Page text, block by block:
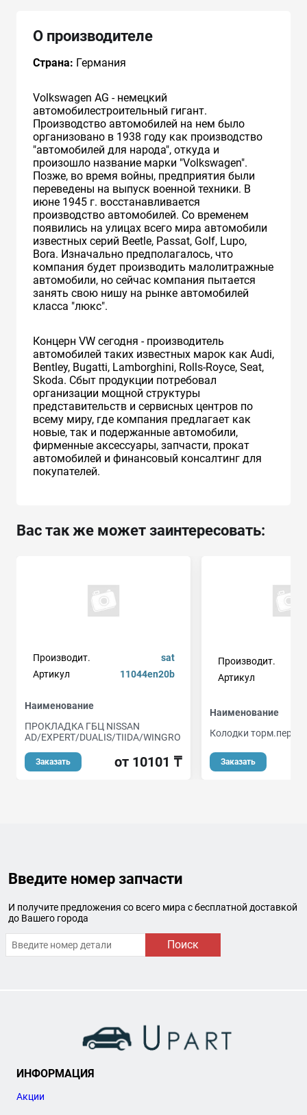
О производителе
Страна: Германия
Volkswagen AG - немецкий
автомобилестроительный гигант.
Производство автомобилей на нем было
организовано в 1938 году как производство
"автомобилей для народа", откуда и
произошло название марки "Volkswagen".
Позже, во время войны, предприятия были
переведены на выпуск военной техники. В
июне 1945 г. восстанавливается
производство автомобилей. Cо временем
появились на улицах всего мира автомобили
известных серий Beetle, Passat, Golf, Lupo,
Bora. Изначально предполагалось, что
компания будет производить малолитражные
автомобили, но сейчас компания пытается
занять свою нишу на рынке автомобилей
класса "люкс".
Концерн VW сегодня - производитель
автомобилей таких известных марок как Audi,
Bentley, Bugatti, Lamborghini, Rolls-Royce, Seat,
Skoda. Сбыт продукции потребовал
организации мощной структуры
представительств и сервисных центров по
всему миру, где компания предлагает как
новые, так и подержанные автомобили,
фирменные аксессуары, запчасти, прокат
автомобилей и финансовый консалтинг для
покупателей.
Вас так же может заинтересовать:
Производит.
sat
Артикул
11044en20b
Наименование
ПРОКЛАДКА ГБЦ NISSAN
AD/EXPERT/DUALIS/TIIDA/WINGRO
Заказать от 10101 ₸
Производит.
Артикул
Наименование
Колодки торм.пер./
Заказать
Введите номер запчасти
И получите предложения со всего мира с бесплатной доставкой
до Вашего города
Поиск
ИНФОРМАЦИЯ
Акции